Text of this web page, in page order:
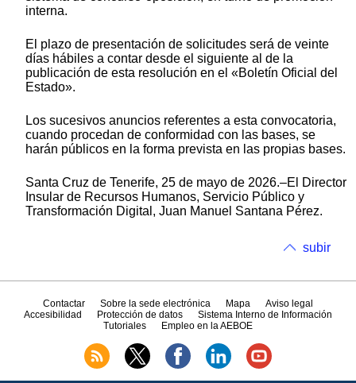
interna.
El plazo de presentación de solicitudes será de veinte
días hábiles a contar desde el siguiente al de la
publicación de esta resolución en el «Boletín Oficial del
Estado».
Los sucesivos anuncios referentes a esta convocatoria,
cuando procedan de conformidad con las bases, se
harán públicos en la forma prevista en las propias bases.
Santa Cruz de Tenerife, 25 de mayo de 2026.–El Director
Insular de Recursos Humanos, Servicio Público y
Transformación Digital, Juan Manuel Santana Pérez.
subir
Contactar Sobre la sede electrónica Mapa
Aviso legal
Accesibilidad
Protección de datos
Sistema Interno de Información
Tutoriales
Empleo en la AEBOE